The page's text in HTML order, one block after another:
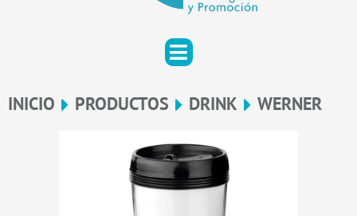
INICIO PRODUCTOS DRINK WERNER